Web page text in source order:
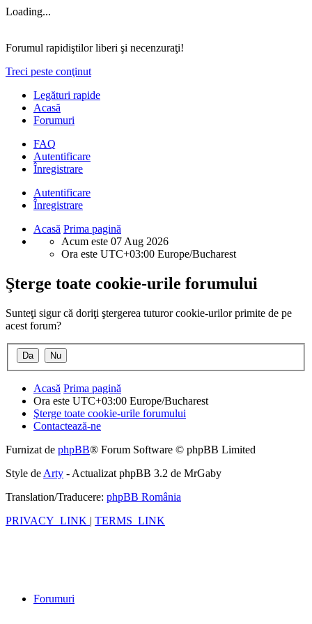
Loading...
Forumul rapidiştilor liberi şi necenzuraţi!
Treci peste conţinut
Legături rapide
Acasă
Forumuri
FAQ
Autentificare
Înregistrare
Autentificare
Înregistrare
Acasă Prima pagină
Acum este 07 Aug 2026
Ora este UTC+03:00 Europe/Bucharest
Şterge toate cookie-urile forumului
Sunteţi sigur că doriţi ştergerea tuturor cookie-urilor primite de pe
acest forum?
Acasă Prima pagină
Ora este UTC+03:00 Europe/Bucharest
Şterge toate cookie-urile forumului
Contactează-ne
Furnizat de phpBB® Forum Software © phpBB Limited
Style deArty - Actualizat phpBB 3.2 de MrGaby
Translation/Traducere: phpBB România
PRIVACY_LINK | TERMS_LINK
Forumuri